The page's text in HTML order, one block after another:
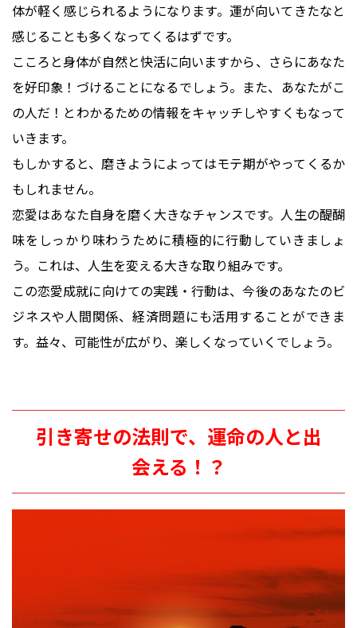
体が軽く感じられるようになります。運が向いてきたなと
感じることも多くなってくるはずです。
こころと身体が自然と快活に向いますから、さらにあなた
を好印象！づけることになるでしょう。また、あなたがこ
の人だ！とわかるための情報をキャッチしやすくもなって
いきます。
もしかすると、磨きようによってはモテ期がやってくるか
もしれません。
恋愛はあなた自身を磨く大きなチャンスです。人生の醍醐
味をしっかり味わうために積極的に行動していきましょ
う。これは、人生を変える大きな取り組みです。
この恋愛成就に向けての実践・行動は、今後のあなたのビ
ジネスや人間関係、経済問題にも活用することができま
す。益々、可能性が広がり、楽しくなっていくでしょう。
引き寄せの法則で、運命の人と出
会える！？